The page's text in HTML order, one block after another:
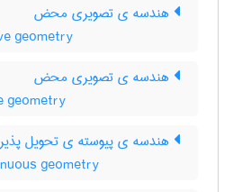
هندسه ی تصویری محض
geometry
هندسه ی تصویری محض
geometry
هندسه ی پیوسته ی تحویل پذیر
geometry